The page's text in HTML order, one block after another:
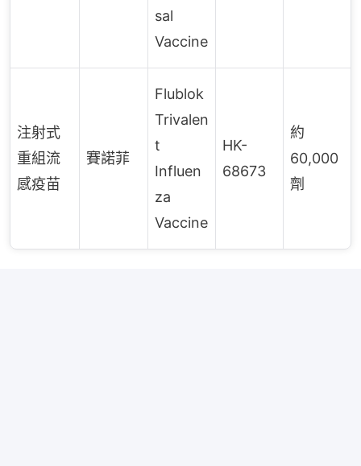
sal
Vaccine
注射式
重組流
感疫苗
賽諾菲
Flublok
Trivalen
t
Influen
za
Vaccine
HK-
68673
約
60,000
劑